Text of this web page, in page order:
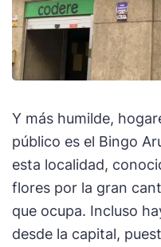
Y más humilde,
público es el Bingo
esta localidad,
flores por la gran
que ocupa. Incluso
desde la capital,